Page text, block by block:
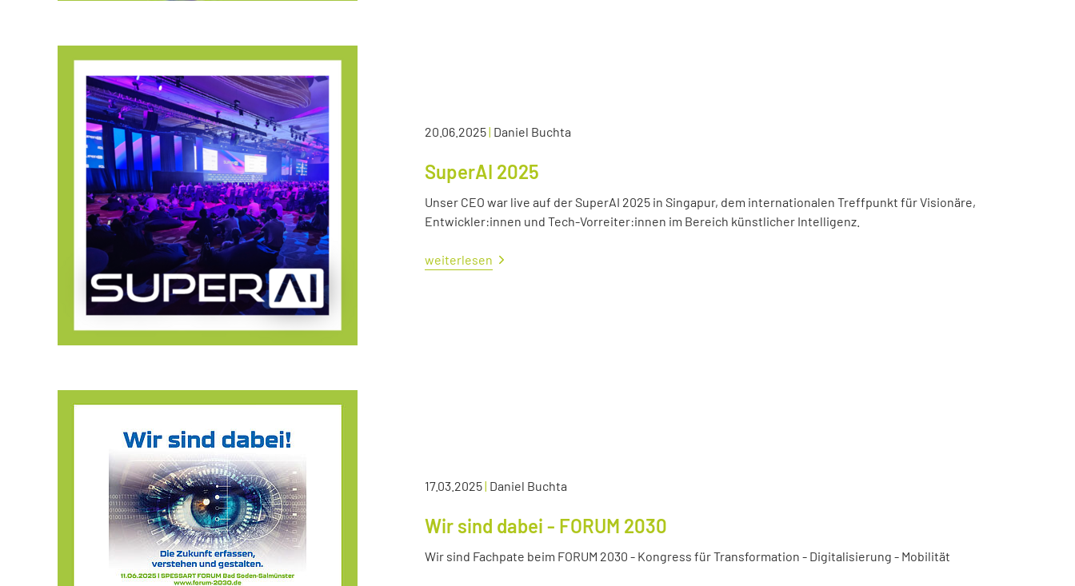
20.06.2025| Daniel Buchta
SuperAI 2025
Unser CEO war live auf der SuperAI 2025 in Singapur, dem internationalen Treffpunkt für Visionäre,
Entwickler:innen und Tech-Vorreiter:innen im Bereich künstlicher Intelligenz.
weiterlesen
17.03.2025| Daniel Buchta
Wir sind dabei - FORUM 2030
Wir sind Fachpate beim FORUM 2030 - Kongress für Transformation - Digitalisierung - Mobilität